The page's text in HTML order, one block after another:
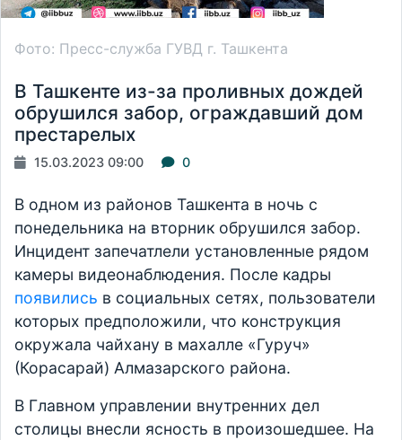
Фото: Пресс-служба ГУВД г. Ташкента
В Ташкенте из-за проливных дождей
обрушился забор, ограждавший дом
престарелых
15.03.2023 09:00 0
В одном из районов Ташкента в ночь с
понедельника на вторник обрушился забор.
Инцидент запечатлели установленные рядом
камеры видеонаблюдения. После кадры
появились в социальных сетях, пользователи
которых предположили, что конструкция
окружала чайхану в махалле «Гуруч»
(Корасарай) Алмазарского района.
В Главном управлении внутренних дел
столицы внесли ясность в произошедшее. На